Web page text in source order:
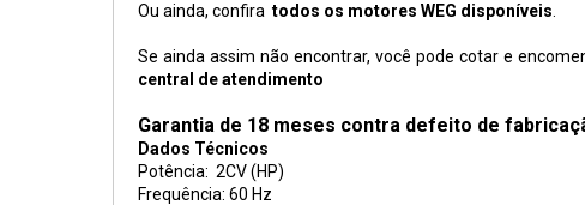
Ou ainda, confira todos os motores WEG disponíveis
Se ainda assim não encontrar, você pode cotar e
central de atendimento
Garantia de 18 meses contra defeito de
Dados Técnicos
Potência: 2CV (HP)
Frequência: 60 Hz